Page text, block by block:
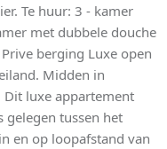
Te huur: 3 - kamer
met dubbele douche
berging Luxe open
Midden in
luxe appartement
gelegen tussen het
en op loopafstand van